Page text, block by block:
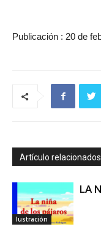
Publicación : 20 de
Artículo relacionados
Iustración
LA